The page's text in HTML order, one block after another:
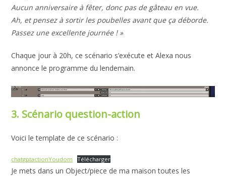
Aucun anniversaire à fêter, donc pas de gâteau en vue.
Ah, et pensez à sortir les poubelles avant que ça déborde.
Passez une excellente journée ! »
Chaque jour à 20h, ce scénario s’exécute et Alexa nous
annonce le programme du lendemain.
3. Scénario question-action
Voici le template de ce scénario :
chatgptactionYoudom Télécharger
Je mets dans un Object/piece de ma maison toutes les